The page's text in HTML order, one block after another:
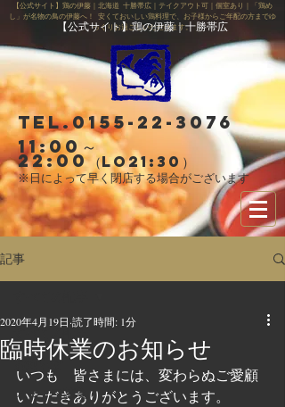
【公式サイト】鶏の伊藤｜北海道 十勝帯広｜テイクアウト可｜個室あり｜「鶏め
し」が名物の鳥の伊藤へ！ 安くておいしい鶏料理で、お子様からご年配の方までゆ
っくりお過ごしいただけます。
【公式サイト】鶏の伊藤｜十勝帯広
Tel.0155-22-3076
11:00～
22:00（LO21:30）
※日によって早く閉店する場合がございます
記事
すべての記事
お知らせ
スタッフ募集
臨時休業のお知らせ
2020年4月19日 読了時間: 1分
いつも　皆さまには、変わらぬご愛顧
いただきありがとうございます。